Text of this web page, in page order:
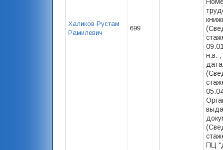
Халиков Рустам
Рамилевич
699
н.в.
дата
ПЦ